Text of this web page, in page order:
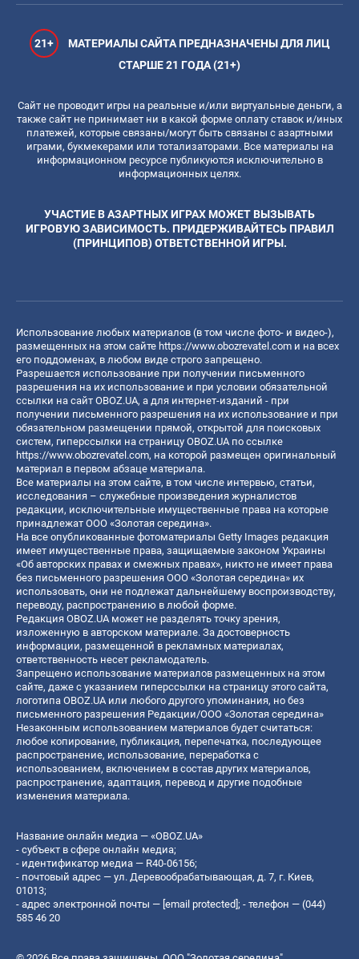
21+
МАТЕРИАЛЫ САЙТА ПРЕДНАЗНАЧЕНЫ ДЛЯ ЛИЦ
СТАРШЕ 21 ГОДА (21+)
Сайт не проводит игры на реальные и/или виртуальные деньги, а
также сайт не принимает ни в какой форме оплату ставок и/иных
платежей, которые связаны/могут быть связаны с азартными
играми, букмекерами или тотализаторами. Все материалы на
информационном ресурсе публикуются исключительно в
информационных целях.
УЧАСТИЕ В АЗАРТНЫХ ИГРАХ МОЖЕТ ВЫЗЫВАТЬ
ИГРОВУЮ ЗАВИСИМОСТЬ. ПРИДЕРЖИВАЙТЕСЬ ПРАВИЛ
(ПРИНЦИПОВ) ОТВЕТСТВЕННОЙ ИГРЫ.
Использование любых материалов (в том числе фото- и видео-),
размещенных на этом сайте https://www.obozrevatel.com и на всех
его поддоменах, в любом виде строго запрещено.
Разрешается использование при получении письменного
разрешения на их использование и при условии обязательной
ссылки на сайт OBOZ.UA, а для интернет-изданий - при
получении письменного разрешения на их использование и при
обязательном размещении прямой, открытой для поисковых
систем, гиперссылки на страницу OBOZ.UA по ссылке
https://www.obozrevatel.com, на которой размещен оригинальный
материал в первом абзаце материала.
Все материалы на этом сайте, в том числе интервью, статьи,
исследования – служебные произведения журналистов
редакции, исключительные имущественные права на которые
принадлежат ООО «Золотая середина».
На все опубликованные фотоматериалы Getty Images редакция
имеет имущественные права, защищаемые законом Украины
«Об авторских правах и смежных правах», никто не имеет права
без письменного разрешения ООО «Золотая середина» их
использовать, они не подлежат дальнейшему воспроизводству,
переводу, распространению в любой форме.
Редакция OBOZ.UA может не разделять точку зрения,
изложенную в авторском материале. За достоверность
информации, размещенной в рекламных материалах,
ответственность несет рекламодатель.
Запрещено использование материалов размещенных на этом
сайте, даже с указанием гиперссылки на страницу этого сайта,
логотипа OBOZ.UA или любого другого упоминания, но без
письменного разрешения Редакции/ООО «Золотая середина»
Незаконным использованием материалов будет считаться:
любое копирование, публикация, перепечатка, последующее
распространение, использование, переработка с
использованием, включением в состав других материалов,
распространение, адаптация, перевод и другие подобные
изменения материала.
Название онлайн медиа — «OBOZ.UA»
- субъект в сфере онлайн медиа;
- идентификатор медиа — R40-06156;
- почтовый адрес — ул. Деревообрабатывающая, д. 7, г. Киев,
01013;
- адрес электронной почты — [email protected]; - телефон — (044)
585 46 20